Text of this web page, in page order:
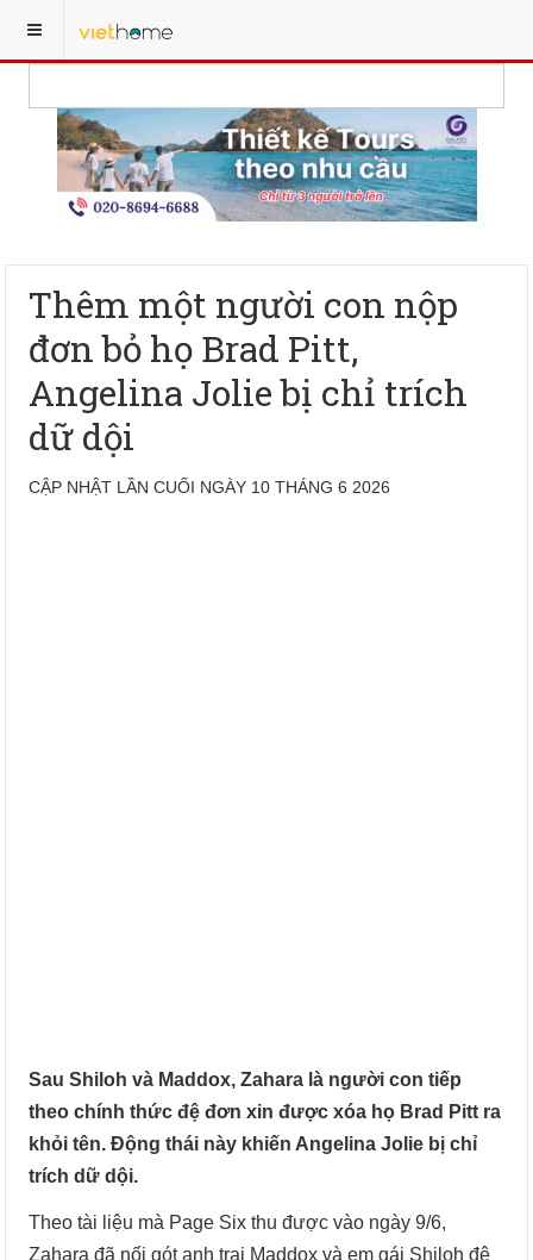
Thêm một người con nộp
đơn bỏ họ Brad Pitt,
Angelina Jolie bị chỉ trích
dữ dội
CẬP NHẬT LẦN CUỐI NGÀY 10 THÁNG 6 2026
Sau Shiloh và Maddox, Zahara là người con tiếp
theo chính thức đệ đơn xin được xóa họ Brad Pitt ra
khỏi tên. Động thái này khiến Angelina Jolie bị chỉ
trích dữ dội.
Theo tài liệu mà Page Six thu được vào ngày 9/6,
Zahara đã nối gót anh trai Maddox và em gái Shiloh đệ